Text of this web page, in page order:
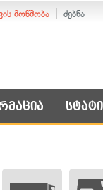
მოწმობა ძებნა